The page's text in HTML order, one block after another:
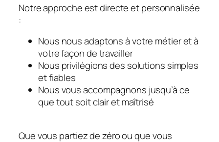
Notre approche est directe et personnalisée
:
Nous nous adaptons à votre métier et à
votre façon de travailler
Nous privilégions des solutions simples
et fiables
Nous vous accompagnons jusqu’à ce
que tout soit clair et maîtrisé
Que vous partiez de zéro ou que vous